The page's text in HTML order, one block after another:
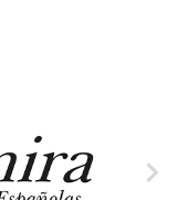
